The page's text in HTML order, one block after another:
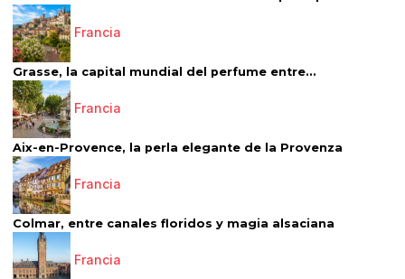
Francia
Grasse, la capital mundial del perfume entre...
Francia
Aix-en-Provence, la perla elegante de la Provenza
Francia
Colmar, entre canales floridos y magia alsaciana
Francia